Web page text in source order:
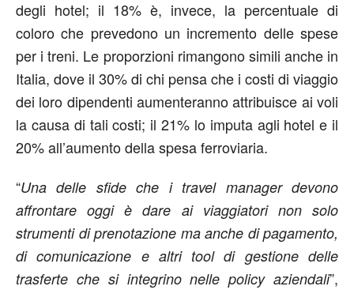
degli hotel; il 18% è, invece, la percentuale di
coloro che prevedono un incremento delle spese
per i treni. Le proporzioni rimangono simili anche in
Italia, dove il 30% di chi pensa che i costi di viaggio
dei loro dipendenti aumenteranno attribuisce ai voli
la causa di tali costi; il 21% lo imputa agli hotel e il
20% all’aumento della spesa ferroviaria.
“Una delle sfide che i travel manager devono
affrontare oggi è dare ai viaggiatori non solo
strumenti di prenotazione ma anche di pagamento,
di comunicazione e altri tool di gestione delle
trasferte che si integrino nelle policy aziendali”,